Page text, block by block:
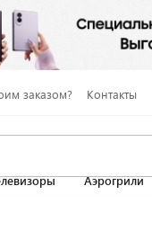
заказом? Контакты
Аэрогрили